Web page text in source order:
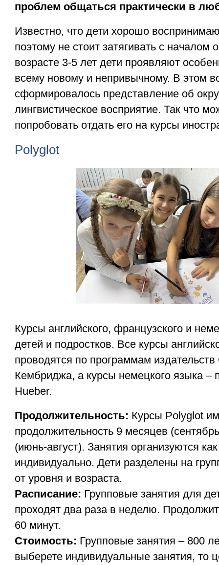
проблем общаться практически в
Известно, что дети хорошо
поэтому не стоит затягивать с началом
возрасте 3-5 лет дети проявляют
всему новому и непривычному. В этом
сформировалось представление об
лингвистическое восприятие. Так что
попробовать отдать его на курсы
Polyglot
Курсы английского, французского и
детей и подростков. Все курсы
проводятся по программам
Кембриджа, а курсы немецкого языка –
Hueber.
Продолжительность: Курсы Polyglot
продолжительность 9 месяцев
(июнь-август). Занятия организуются
индивидуально. Дети разделены на
от уровня и возраста.
Расписание: Групповые занятия для
проходят два раза в неделю.
60 минут.
Стоимость: Групповые занятия – 800
выберете индивидуальные занятия, то